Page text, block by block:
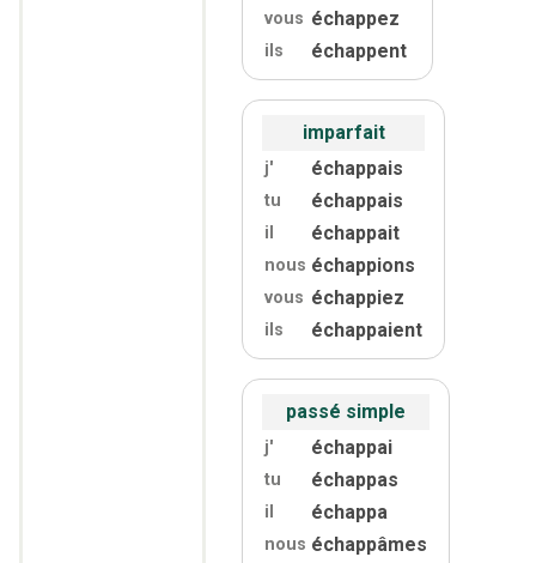
vous échappez
ils échappent
imparfait
j' échappais
tu échappais
il échappait
nous échappions
vous échappiez
ils échappaient
passé simple
j' échappai
tu échappas
il échappa
nous échappâmes